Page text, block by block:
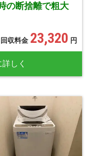
の断捨離で粗大
回収料金 23,320 円
しく